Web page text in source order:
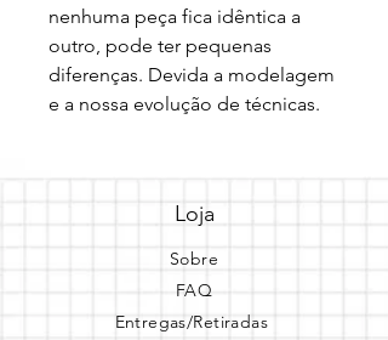
nenhuma peça fica idêntica a
outro, pode ter pequenas
diferenças. Devida a modelagem
e a nossa evolução de técnicas.
Loja
Sobre
FAQ
Entregas/Retiradas